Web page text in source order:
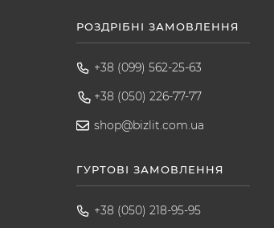
РОЗДРІБНІ ЗАМОВЛЕННЯ
+38 (099) 562-25-63
+38 (050) 226-77-77
shop@bizlit.com.ua
ГУРТОВІ ЗАМОВЛЕННЯ
+38 (050) 218-95-95